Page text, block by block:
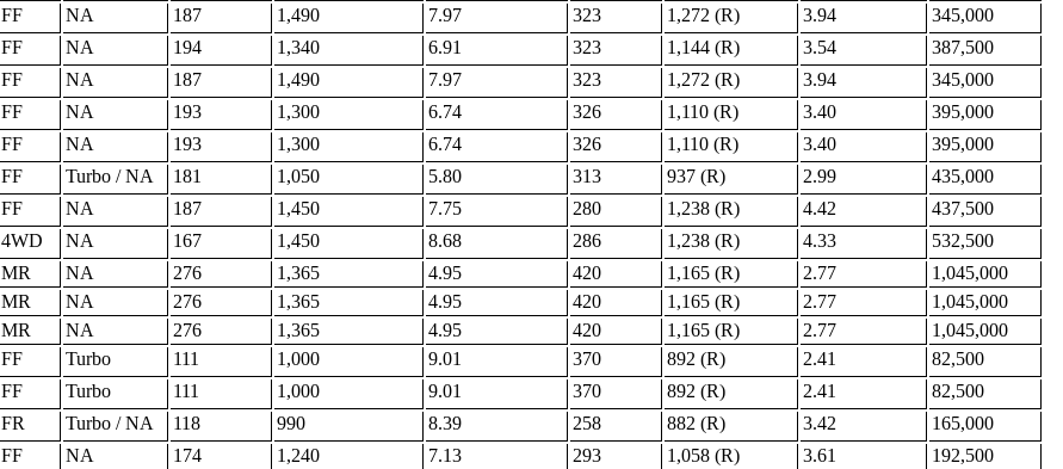
FF NA 187 1,490 7.97 323 1,272 (R) 3.94
345,000
FF NA 194 1,340 6.91 323 1,144 (R) 3.54
387,500
FF NA 187 1,490 7.97 323 1,272 (R) 3.94
345,000
FF NA 193 1,300 6.74 326 1,110 (R) 3.40
395,000
FF NA 193 1,300 6.74 326 1,110 (R) 3.40
395,000
FF Turbo / NA 181 1,050 5.80 313 937 (R) 2.99
435,000
FF NA 187 1,450 7.75 280 1,238 (R) 4.42
437,500
4WD NA 167 1,450 8.68 286 1,238 (R) 4.33
532,500
MR NA 276 1,365 4.95 420 1,165 (R) 2.77
1,045,000
MR NA 276 1,365 4.95 420 1,165 (R) 2.77
1,045,000
MR NA 276 1,365 4.95 420 1,165 (R) 2.77
1,045,000
FF Turbo 111 1,000 9.01 370 892 (R) 2.41
82,500
FF Turbo 111 1,000 9.01 370 892 (R) 2.41
82,500
FR Turbo / NA 118 990 8.39 258 882 (R) 3.42
165,000
FF NA 174 1,240 7.13 293 1,058 (R) 3.61
192,500